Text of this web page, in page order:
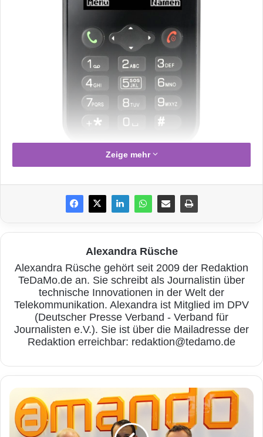
© 2015 PEARL.GmbH
Aktivitäten gerne mal zuhause lassen. Ob auf
der Fahrradtour, beim Sport oder am Strand:
Dieses Mini-Handy von simvalley MOBILE ist
so klein und leicht, dass man es immer und
überall dabei haben kann. Denn es trägt selbst
Handy-Puristen werden es lieben: Das
Scheckkarten-Handy hat alles, was man
Zeige mehr
Alexandra Rüsche
Alexandra Rüsche gehört seit 2009 der Redaktion
TeDaMo.de an. Sie schreibt als Journalistin über
technische Innovationen in der Welt der
Telekommunikation. Alexandra ist Mitglied im DPV
(Deutscher Presse Verband - Verband für
Journalisten e.V.). Sie ist über die Mailadresse der
Redaktion erreichbar: redaktion@tedamo.de
C
O
M
P